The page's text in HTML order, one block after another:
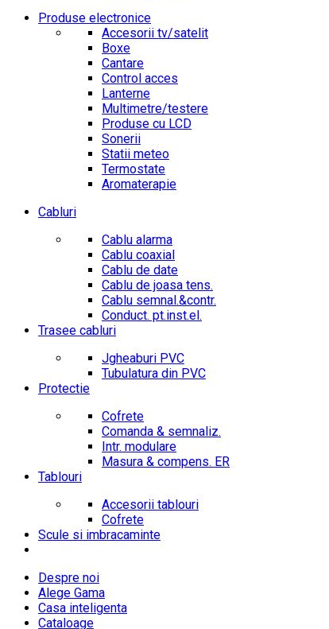
Produse electronice
Accesorii tv/satelit
Boxe
Cantare
Control acces
Lanterne
Multimetre/testere
Produse cu LCD
Sonerii
Statii meteo
Termostate
Aromaterapie
Cabluri
Cablu alarma
Cablu coaxial
Cablu de date
Cablu de joasa tens.
Cablu semnal.&contr.
Conduct. pt.inst.el.
Trasee cabluri
Jgheaburi PVC
Tubulatura din PVC
Protectie
Cofrete
Comanda & semnaliz.
Intr. modulare
Masura & compens. ER
Tablouri
Accesorii tablouri
Cofrete
Scule si imbracaminte
Despre noi
Alege Gama
Casa inteligenta
Cataloage